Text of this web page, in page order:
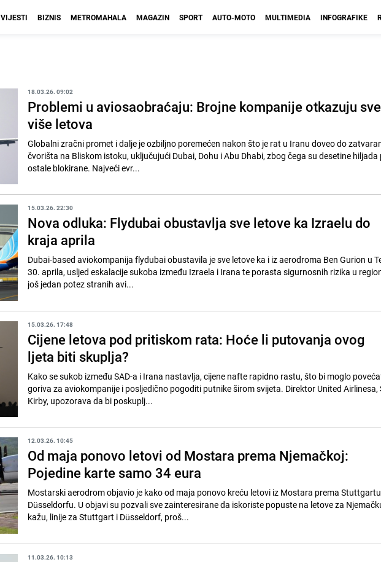
VIJESTI BIZNIS METROMAHALA MAGAZIN SPORT AUTO-MOTO MULTIMEDIA INFOGRAFIKE
18.03.26. 09:02
Problemi u aviosaobraćaju: Brojne kompanije otkazuju sve
više letova
Globalni zračni promet i dalje je ozbiljno poremećen nakon što je rat u Iranu doveo do
čvorišta na Bliskom istoku, uključujući Dubai, Dohu i Abu Dhabi, zbog čega su desetine hiljada
ostale blokirane. Najveći evr...
15.03.26. 22:30
Nova odluka: Flydubai obustavlja sve letove ka Izraelu do
kraja aprila
Dubai-based aviokompanija flydubai obustavila je sve letove ka i iz aerodroma Ben Gurion u
30. aprila, usljed eskalacije sukoba između Izraela i Irana te porasta sigurnosnih rizika u
još jedan potez stranih avi...
15.03.26. 17:48
Cijene letova pod pritiskom rata: Hoće li putovanja ovog
ljeta biti skuplja?
Kako se sukob između SAD-a i Irana nastavlja, cijene nafte rapidno rastu, što bi moglo
goriva za aviokompanije i posljedično pogoditi putnike širom svijeta. Direktor United Airlinesa,
Kirby, upozorava da bi poskuplj...
12.03.26. 10:45
Od maja ponovo letovi od Mostara prema Njemačkoj:
Pojedine karte samo 34 eura
Mostarski aerodrom objavio je kako od maja ponovo kreću letovi iz Mostara prema
Düsseldorfu. U objavi su pozvali sve zainteresirane da iskoriste popuste na letove za
kažu, linije za Stuttgart i Düsseldorf, proš...
11.03.26. 10:13